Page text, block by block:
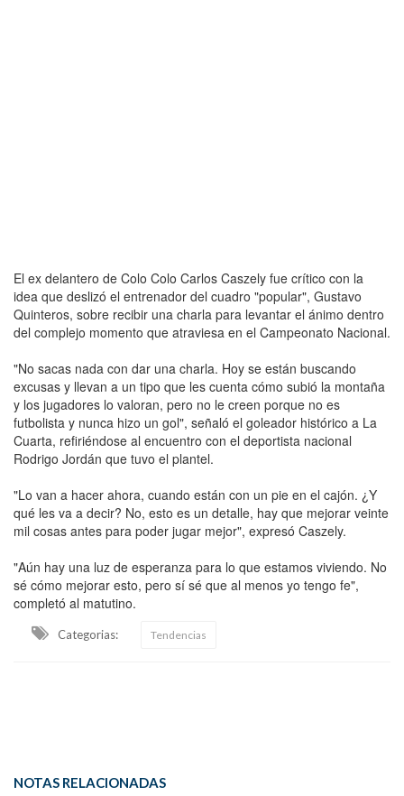
El ex delantero de Colo Colo Carlos Caszely fue crítico con la
idea que deslizó el entrenador del cuadro "popular", Gustavo
Quinteros, sobre recibir una charla para levantar el ánimo dentro
del complejo momento que atraviesa en el Campeonato Nacional.
"No sacas nada con dar una charla. Hoy se están buscando
excusas y llevan a un tipo que les cuenta cómo subió la montaña
y los jugadores lo valoran, pero no le creen porque no es
futbolista y nunca hizo un gol", señaló el goleador histórico a La
Cuarta, refiriéndose al encuentro con el deportista nacional
Rodrigo Jordán que tuvo el plantel.
"Lo van a hacer ahora, cuando están con un pie en el cajón. ¿Y
qué les va a decir? No, esto es un detalle, hay que mejorar veinte
mil cosas antes para poder jugar mejor", expresó Caszely.
"Aún hay una luz de esperanza para lo que estamos viviendo. No
sé cómo mejorar esto, pero sí sé que al menos yo tengo fe",
completó al matutino.
Categorias: Tendencias
NOTAS RELACIONADAS